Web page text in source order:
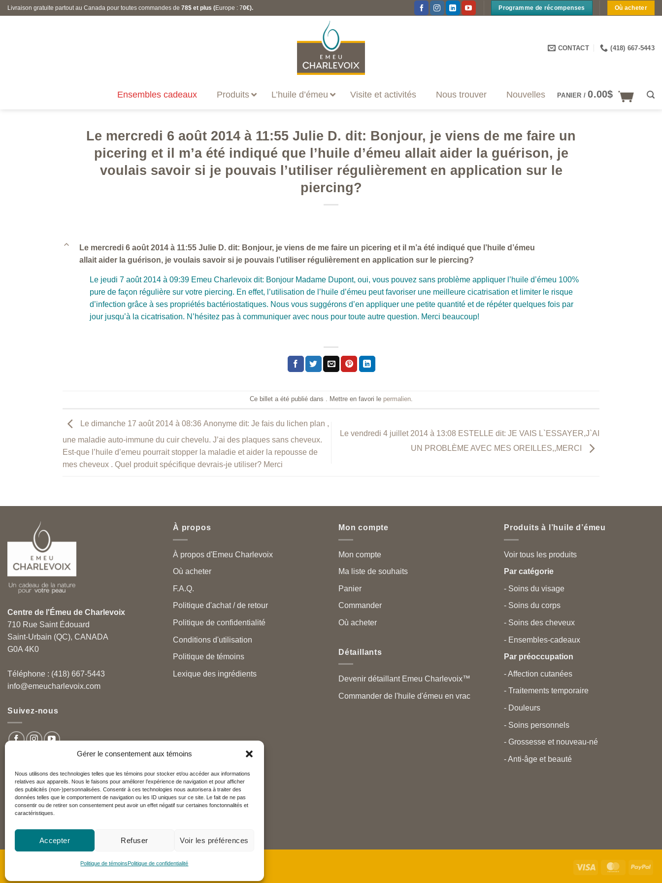
Gérer le consentement aux témoins
Nous utilisons des technologies telles que les témoins pour stocker et/ou accéder aux informations
relatives aux appareils. Nous le faisons pour améliorer l’expérience de navigation et pour afficher
des publicités (non-)personnalisées. Consentir à ces technologies nous autorisera à traiter des
données telles que le comportement de navigation ou les ID uniques sur ce site. Le fait de ne pas
consentir ou de retirer son consentement peut avoir un effet négatif sur certaines fonctonnalités et
caractéristiques.
Accepter Refuser Voir les préférences
Politique de témoins Politique de confidentialité
Skip
to
Livraison gratuite partout au Canada pour toutes commandes de 78$ et plus (Europe : 70€). Programme de récompenses Où acheter
CONTACT (418) 667-5443
Ensembles cadeaux Produits L’huile d’émeu Visite et activités Nous trouver Nouvelles PANIER /0.00$
Le mercredi 6 août 2014 à 11:55 Julie D. dit: Bonjour, je viens de me faire un
picering et il m’a été indiqué que l’huile d’émeu allait aider la guérison, je
voulais savoir si je pouvais l’utiliser régulièrement en application sur le
piercing?
B
Le mercredi 6 août 2014 à 11:55 Julie D. dit: Bonjour, je viens de me faire un picering et il m’a été indiqué que l’huile d’émeu
allait aider la guérison, je voulais savoir si je pouvais l’utiliser régulièrement en application sur le piercing?
Le jeudi 7 août 2014 à 09:39 Emeu Charlevoix dit: Bonjour Madame Dupont, oui, vous pouvez sans problème appliquer l’huile d’émeu 100%
pure de façon régulière sur votre piercing. En effet, l’utilisation de l’huile d’émeu peut favoriser une meilleure cicatrisation et limiter le risque
d’infection grâce à ses propriétés bactériostatiques. Nous vous suggérons d’en appliquer une petite quantité et de répéter quelques fois par
jour jusqu’à la cicatrisation. N’hésitez pas à communiquer avec nous pour toute autre question. Merci beaucoup!
Ce billet a été publié dans . Mettre en favori le permalien.
Le dimanche 17 août 2014 à 08:36 Anonyme dit: Je fais du lichen plan ,
une maladie auto-immune du cuir chevelu. J’ai des plaques sans cheveux.
Est-que l’huile d’emeu pourrait stopper la maladie et aider la repousse de
mes cheveux . Quel produit spécifique devrais-je utiliser? Merci
Le vendredi 4 juillet 2014 à 13:08 ESTELLE dit: JE VAIS L`ESSAYER,J`AI
UN PROBLÈME AVEC MES OREILLES,,MERCI
Centre de l'Émeu de Charlevoix
710 Rue Saint Édouard
Saint-Urbain (QC), CANADA
G0A 4K0
Téléphone : (418) 667-5443
info@emeucharlevoix.com
Suivez-nous
À propos
À propos d'Emeu Charlevoix
Où acheter
F.A.Q.
Politique d'achat / de retour
Politique de confidentialité
Conditions d'utilisation
Politique de témoins
Lexique des ingrédients
Mon compte
Mon compte
Ma liste de souhaits
Panier
Commander
Où acheter
Détaillants
Devenir détaillant Emeu Charlevoix™
Commander de l'huile d'émeu en vrac
Produits à l’huile d’émeu
Voir tous les produits
Par catégorie
- Soins du visage
- Soins du corps
- Soins des cheveux
- Ensembles-cadeaux
Par préoccupation
- Affection cutanées
- Traitements temporaire
- Douleurs
- Soins personnels
- Grossesse et nouveau-né
- Anti-âge et beauté
Nos partenaires
Visa MasterCard
Emeu Charlevoix™